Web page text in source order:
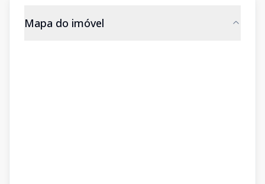
Mapa do imóvel